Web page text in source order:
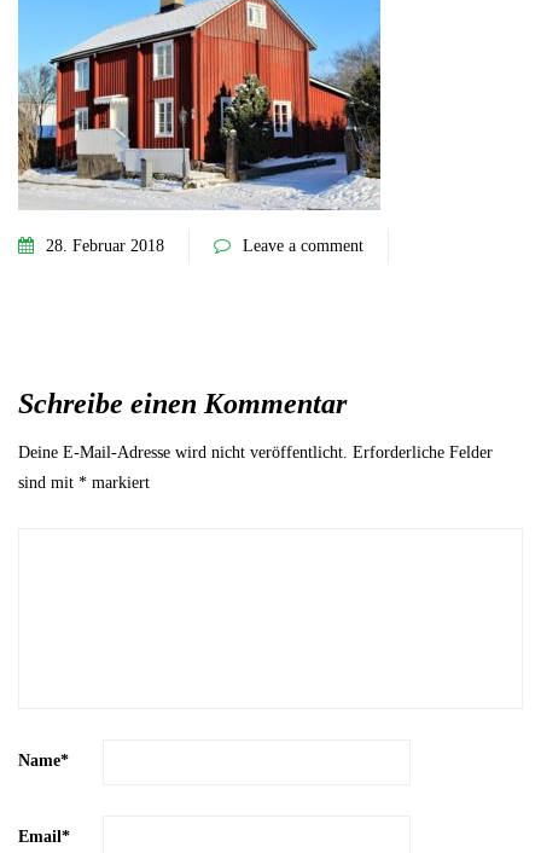
28. Februar 2018 Leave a comment
Schreibe einen Kommentar
Deine E-Mail-Adresse wird nicht veröffentlicht. Erforderliche Felder
sind mit * markiert
Name*
Email*